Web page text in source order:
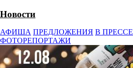
Новости
АФИША ПРЕДЛОЖЕНИЯ В ПРЕССЕ
ФОТОРЕПОРТАЖИ